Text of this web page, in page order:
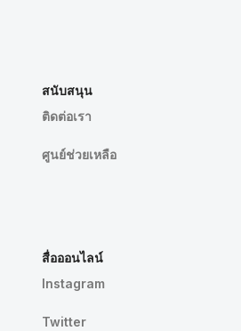
สนับสนุน
ติดต่อเรา
ศูนย์ช่วยเหลือ
สื่อออนไลน์
Instagram
Twitter